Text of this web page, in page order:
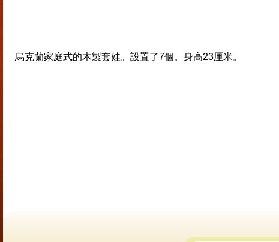
烏克蘭家庭式的木製套娃。設置了7個。身高23厘米。